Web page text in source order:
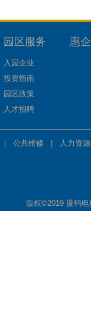
园区服务
入园企业
投资指南
园区政策
人才招聘
惠
公共维修 人力资源
版权©2019 厦钨